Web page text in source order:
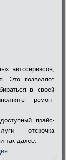
автосервисов,
Это позволяет
в своей
ремонт
прайс-
– отсрочка
так далее.